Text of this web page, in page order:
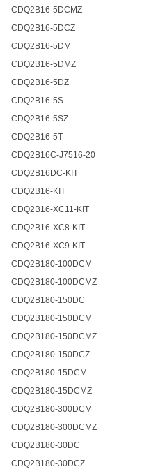
CDQ2B16-5DCMZ
CDQ2B16-5DCZ
CDQ2B16-5DM
CDQ2B16-5DMZ
CDQ2B16-5DZ
CDQ2B16-5S
CDQ2B16-5SZ
CDQ2B16-5T
CDQ2B16C-J7516-20
CDQ2B16DC-KIT
CDQ2B16-KIT
CDQ2B16-XC11-KIT
CDQ2B16-XC8-KIT
CDQ2B16-XC9-KIT
CDQ2B180-100DCM
CDQ2B180-100DCMZ
CDQ2B180-150DC
CDQ2B180-150DCM
CDQ2B180-150DCMZ
CDQ2B180-150DCZ
CDQ2B180-15DCM
CDQ2B180-15DCMZ
CDQ2B180-300DCM
CDQ2B180-300DCMZ
CDQ2B180-30DC
CDQ2B180-30DCZ